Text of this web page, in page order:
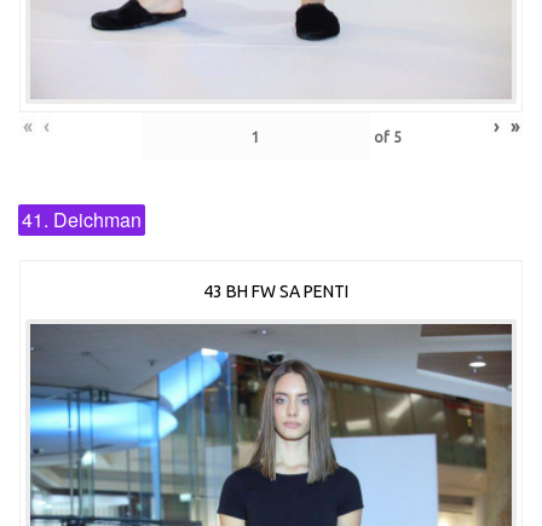
« ‹ of 5 › »
41. Deichman
43 BH FW SA PENTI